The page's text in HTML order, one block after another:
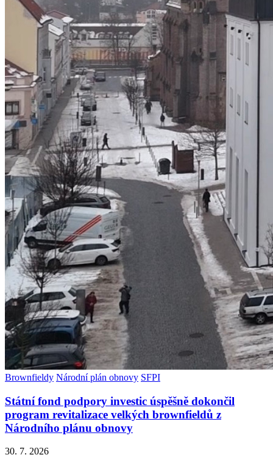
Brownfieldy Národní plán obnovy SFPI
Státní fond podpory investic úspěšně dokončil
program revitalizace velkých brownfieldů z
Národního plánu obnovy
30. 7. 2026